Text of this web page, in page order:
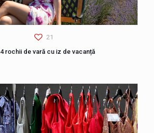
21
4 rochii de vară cu iz de vacanță